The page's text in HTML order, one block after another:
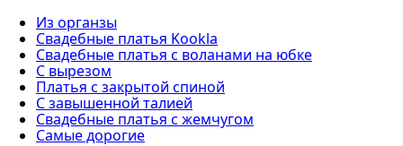
Из органзы
Свадебные платья Kookla
Свадебные платья с воланами на юбке
С вырезом
Платья с закрытой спиной
С завышенной талией
Свадебные платья с жемчугом
Самые дорогие